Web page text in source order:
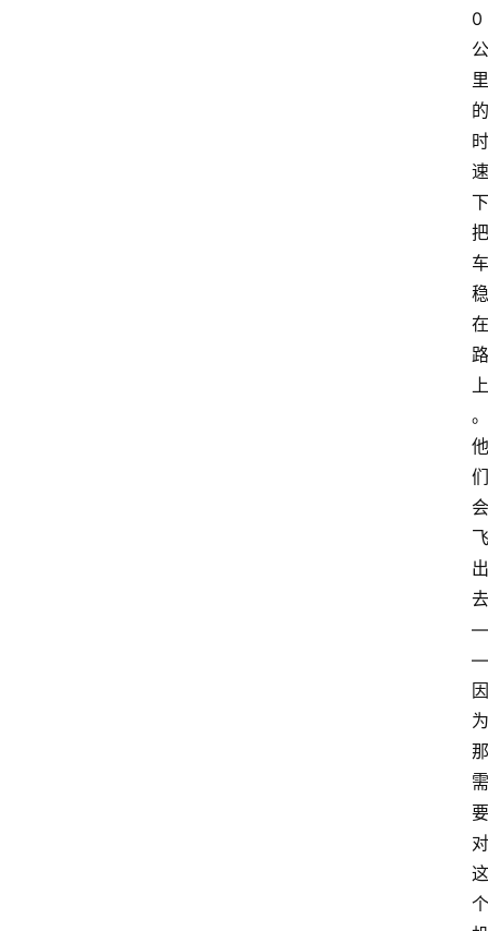
0
公
里
的
时
速
下
把
车
稳
在
路
上
。
他
们
会
飞
出
去
—
—
因
为
那
需
要
对
这
个